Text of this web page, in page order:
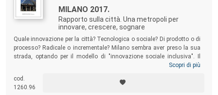
MILANO 2017.
Rapporto sulla città. Una metropoli per
innovare, crescere, sognare
Quale innovazione per la città? Tecnologica o sociale? Di prodotto o di
processo? Radicale o incrementale? Milano sembra aver preso la sua
strada, optando per il modello di "innovazione sociale inclusiva". Il
Rapporto Ambrosianeum 2017 entra nel merito di questa scelta,
imprese 4.0, le università e la ricerca, il welfare e le nuove pratiche di
condivisione - e mostrando che l’innovazione può essere alla portata
Scopri di più
cod.
1260.96